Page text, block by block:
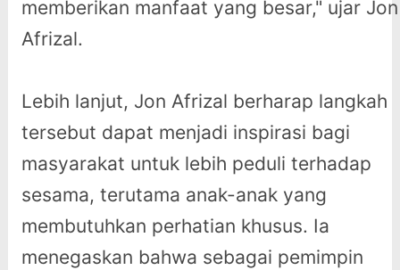
memberikan manfaat yang besar," ujar Jon
Afrizal.
Lebih lanjut, Jon Afrizal berharap langkah
tersebut dapat menjadi inspirasi bagi
masyarakat untuk lebih peduli terhadap
sesama, terutama anak-anak yang
membutuhkan perhatian khusus. Ia
menegaskan bahwa sebagai pemimpin